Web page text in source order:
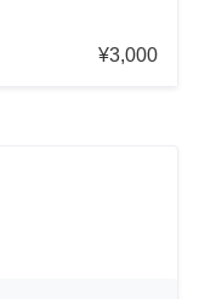
¥3,000